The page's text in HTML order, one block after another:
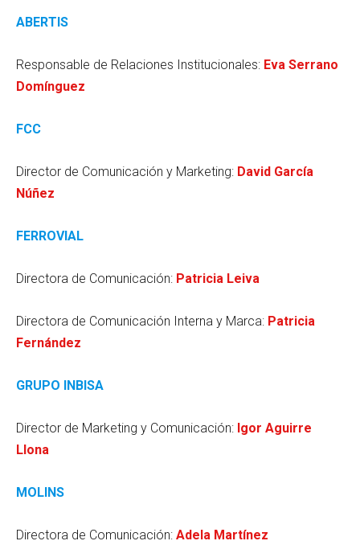
ABERTIS
Responsable de Relaciones Institucionales: Eva Serrano
Domínguez
FCC
Director de Comunicación y Marketing: David García
Núñez
FERROVIAL
Directora de Comunicación: Patricia Leiva
Directora de Comunicación Interna y Marca: Patricia
Fernández
GRUPO INBISA
Director de Marketing y Comunicación: Igor Aguirre
Llona
MOLINS
Directora de Comunicación: Adela Martínez